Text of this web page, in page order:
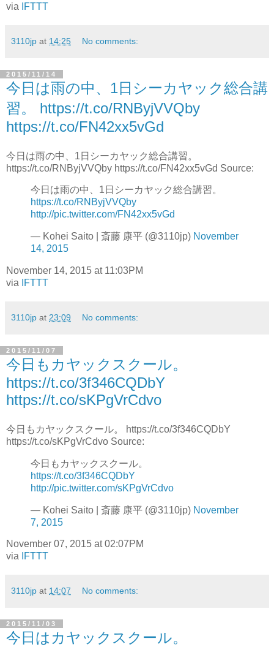
via
IFTTT
3110jp at 14:25 No comments:
2015/11/14
今日は雨の中、1日シーカヤック総合講
習。 https://t.co/RNByjVVQby
https://t.co/FN42xx5vGd
今日は雨の中、1日シーカヤック総合講習。
https://t.co/RNByjVVQby https://t.co/FN42xx5vGd Source:
今日は雨の中、1日シーカヤック総合講習。
https://t.co/RNByjVVQby
http://pic.twitter.com/FN42xx5vGd
— Kohei Saito | 斎藤 康平 (@3110jp) November
14, 2015
November 14, 2015 at 11:03PM
via
IFTTT
3110jp at 23:09 No comments:
2015/11/07
今日もカヤックスクール。
https://t.co/3f346CQDbY
https://t.co/sKPgVrCdvo
今日もカヤックスクール。 https://t.co/3f346CQDbY
https://t.co/sKPgVrCdvo Source:
今日もカヤックスクール。
https://t.co/3f346CQDbY
http://pic.twitter.com/sKPgVrCdvo
— Kohei Saito | 斎藤 康平 (@3110jp) November
7, 2015
November 07, 2015 at 02:07PM
via
IFTTT
3110jp at 14:07 No comments:
2015/11/03
今日はカヤックスクール。